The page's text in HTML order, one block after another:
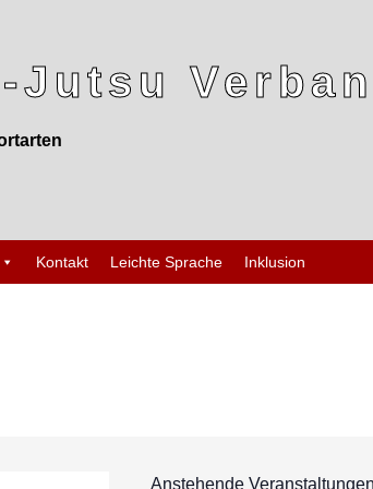
Kontakt Leichte Sprache Inklusion
Anstehende Veranstaltungen